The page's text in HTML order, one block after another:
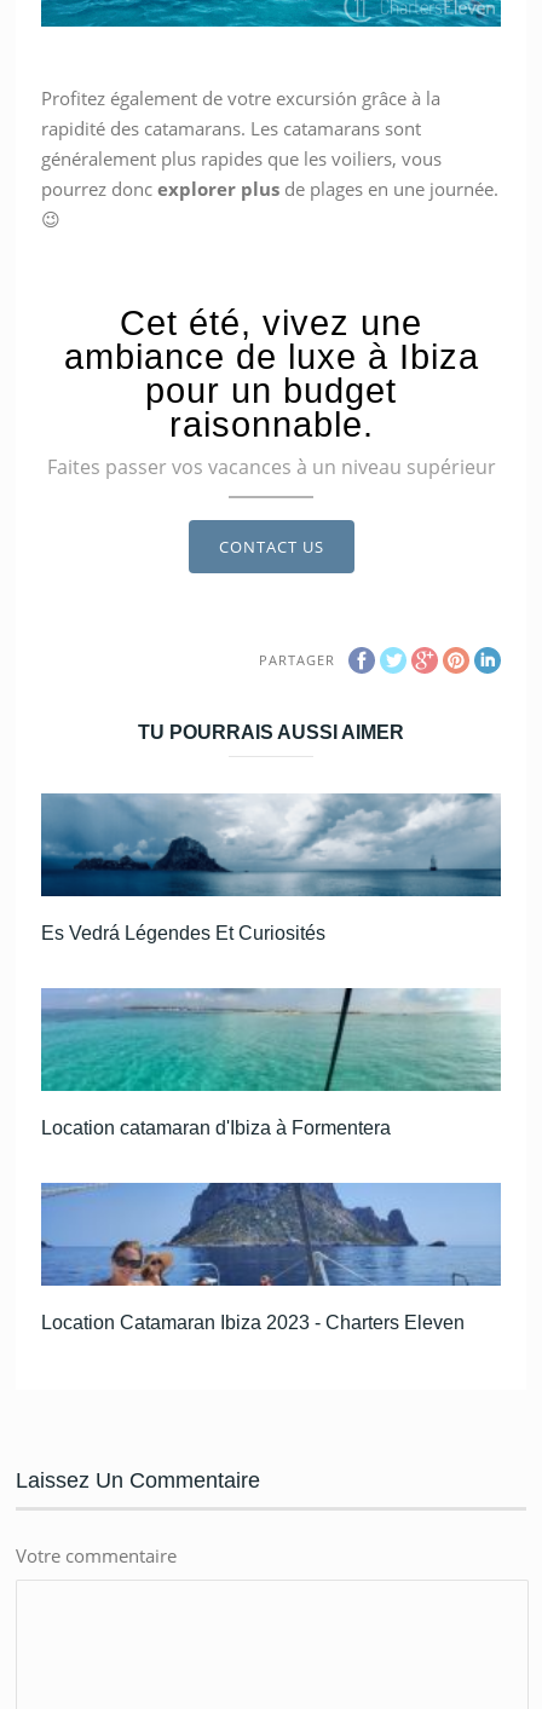
Profitez également de votre excursión grâce à la
rapidité des catamarans. Les catamarans sont
généralement plus rapides que les voiliers, vous
pourrez doncexplorer plus de plages en une journée.
😉
Cet été, vivez une
ambiance de luxe à Ibiza
pour un budget
raisonnable.
Faites passer vos vacances à un niveau supérieur
CONTACT US
PARTAGER
TU POURRAIS AUSSI AIMER
Es Vedrá Légendes Et Curiosités
Location catamaran d'Ibiza à Formentera
Location Catamaran Ibiza 2023 - Charters Eleven
Laissez Un Commentaire
Votre commentaire